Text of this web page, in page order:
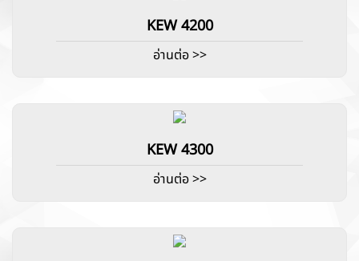
KEW 4200
อ่านต่อ >>
KEW 4300
อ่านต่อ >>